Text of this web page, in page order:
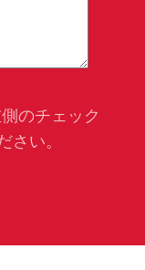
のチェック
さい。